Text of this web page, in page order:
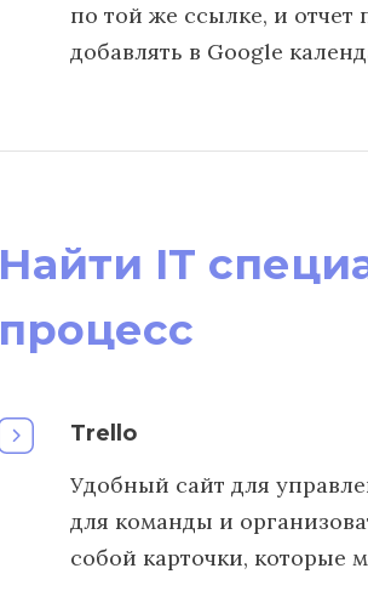
по той же ссылке, и отчет
добавлять в Google
Найти IT
процесс
Trello
Удобный сайт для
для команды и
собой карточки, которые